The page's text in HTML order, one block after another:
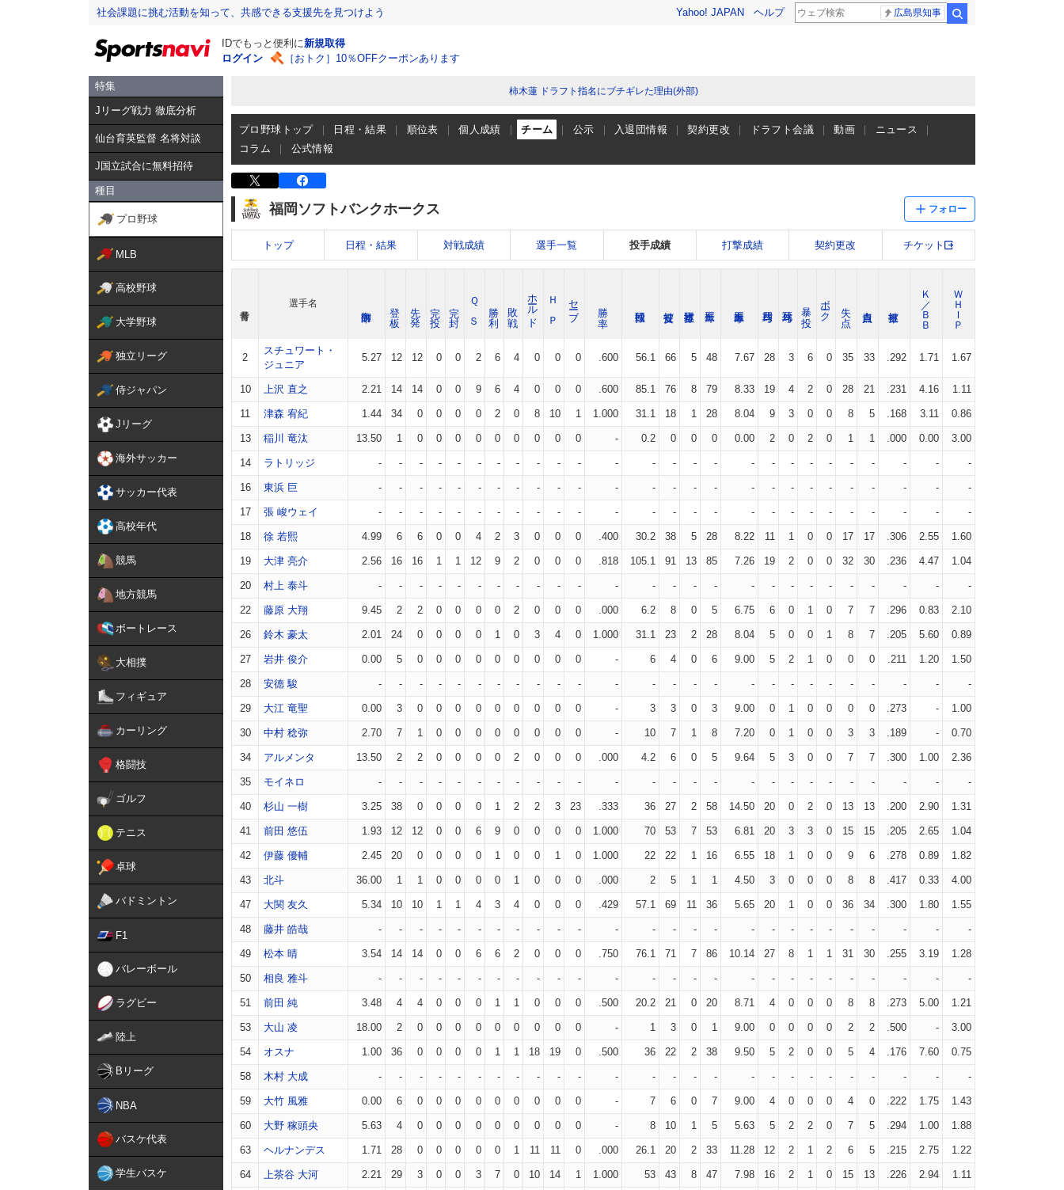
社会課題に挑む活動を知って、共感できる支援先を見つけよう Yahoo! JAPAN ヘルプ 広島県知事
IDでもっと便利に新規取得
ログイン
［おトク］10％OFFクーポンあります
特集
Jリーグ戦力 徹底分析
仙台育英監督 名将対談
J国立試合に無料招待
種目
プロ野球
MLB
高校野球
大学野球
独立リーグ
侍ジャパン
Jリーグ
海外サッカー
サッカー代表
高校年代
競馬
地方競馬
ボートレース
大相撲
フィギュア
カーリング
格闘技
ゴルフ
テニス
卓球
バドミントン
F1
バレーボール
ラグビー
陸上
Bリーグ
NBA
バスケ代表
学生バスケ
柿木蓮 ドラフト指名にブチギレた理由(外部)
プロ野球トップ 日程・結果 順位表 個人成績 チーム 公示 入退団情報 契約更改 ドラフト会議 動画
ニュース
コラム
公式情報
福岡ソフトバンクホークス フォロー
トップ 日程・結果 対戦成績 選手一覧 投手成績 打撃成績 契約更改 チケット
選手名 Ｑ Ｓ ホールド Ｈ Ｐ セーブ ボーク Ｋ／ＢＢ ＷＨＩＰ
2
スチュワート・
ジュニア
5.27 12 12 0 0 2 6 4 0 0 0 .600 56.1 66 5 48 7.67 28 3 6 0 35 33 .292 1.71 1.67
10 上沢 直之 2.21 14 14 0 0 9 6 4 0 0 0 .600 85.1 76 8 79 8.33 19 4 2 0 28 21 .231 4.16 1.11
11 津森 宥紀 1.44 34 0 0 0 0 2 0 8 10 1 1.000 31.1 18 1 28 8.04 9 3 0 0 8 5 .168 3.11 0.86
13 稲川 竜汰 13.50 1 0 0 0 0 0 0 0 0 0 - 0.2 0 0 0 0.00 2 0 2 0 1 1 .000 0.00 3.00
14 ラトリッジ - - - - - - - - - - - - - - - - - - - - - - - - - -
16 東浜 巨 - - - - - - - - - - - - - - - - - - - - - - - - - -
17 張 峻ウェイ - - - - - - - - - - - - - - - - - - - - - - - - - -
18 徐 若熙 4.99 6 6 0 0 4 2 3 0 0 0 .400 30.2 38 5 28 8.22 11 1 0 0 17 17 .306 2.55 1.60
19 大津 亮介 2.56 16 16 1 1 12 9 2 0 0 0 .818 105.1 91 13 85 7.26 19 2 0 0 32 30 .236 4.47 1.04
20 村上 泰斗 - - - - - - - - - - - - - - - - - - - - - - - - - -
22 藤原 大翔 9.45 2 2 0 0 0 0 2 0 0 0 .000 6.2 8 0 5 6.75 6 0 1 0 7 7 .296 0.83 2.10
26 鈴木 豪太 2.01 24 0 0 0 0 1 0 3 4 0 1.000 31.1 23 2 28 8.04 5 0 0 1 8 7 .205 5.60 0.89
27 岩井 俊介 0.00 5 0 0 0 0 0 0 0 0 0 - 6 4 0 6 9.00 5 2 1 0 0 0 .211 1.20 1.50
28 安德 駿 - - - - - - - - - - - - - - - - - - - - - - - - - -
29 大江 竜聖 0.00 3 0 0 0 0 0 0 0 0 0 - 3 3 0 3 9.00 0 1 0 0 0 0 .273 - 1.00
30 中村 稔弥 2.70 7 1 0 0 0 0 0 0 0 0 - 10 7 1 8 7.20 0 1 0 0 3 3 .189 - 0.70
34 アルメンタ 13.50 2 2 0 0 0 0 2 0 0 0 .000 4.2 6 0 5 9.64 5 3 0 0 7 7 .300 1.00 2.36
35 モイネロ - - - - - - - - - - - - - - - - - - - - - - - - - -
40 杉山 一樹 3.25 38 0 0 0 0 1 2 2 3 23 .333 36 27 2 58 14.50 20 0 2 0 13 13 .200 2.90 1.31
41 前田 悠伍 1.93 12 12 0 0 6 9 0 0 0 0 1.000 70 53 7 53 6.81 20 3 3 0 15 15 .205 2.65 1.04
42 伊藤 優輔 2.45 20 0 0 0 0 1 0 0 1 0 1.000 22 22 1 16 6.55 18 1 0 0 9 6 .278 0.89 1.82
43 北斗 36.00 1 1 0 0 0 0 1 0 0 0 .000 2 5 1 1 4.50 3 0 0 0 8 8 .417 0.33 4.00
47 大関 友久 5.34 10 10 1 1 4 3 4 0 0 0 .429 57.1 69 11 36 5.65 20 1 0 0 36 34 .300 1.80 1.55
48 藤井 皓哉 - - - - - - - - - - - - - - - - - - - - - - - - - -
49 松本 晴 3.54 14 14 0 0 6 6 2 0 0 0 .750 76.1 71 7 86 10.14 27 8 1 1 31 30 .255 3.19 1.28
50 相良 雅斗 - - - - - - - - - - - - - - - - - - - - - - - - - -
51 前田 純 3.48 4 4 0 0 0 1 1 0 0 0 .500 20.2 21 0 20 8.71 4 0 0 0 8 8 .273 5.00 1.21
53 大山 凌 18.00 2 0 0 0 0 0 0 0 0 0 - 1 3 0 1 9.00 0 0 0 0 2 2 .500 - 3.00
54 オスナ 1.00 36 0 0 0 0 1 1 18 19 0 .500 36 22 2 38 9.50 5 2 0 0 5 4 .176 7.60 0.75
58 木村 大成 - - - - - - - - - - - - - - - - - - - - - - - - - -
59 大竹 風雅 0.00 6 0 0 0 0 0 0 0 0 0 - 7 6 0 7 9.00 4 0 0 0 4 0 .222 1.75 1.43
60 大野 稼頭央 5.63 4 0 0 0 0 0 0 0 0 0 - 8 10 1 5 5.63 5 2 2 0 7 5 .294 1.00 1.88
63 ヘルナンデス 1.71 28 0 0 0 0 0 1 11 11 0 .000 26.1 20 2 33 11.28 12 2 1 2 6 5 .215 2.75 1.22
64 上茶谷 大河 2.21 29 3 0 0 3 7 0 10 14 1 1.000 53 43 8 47 7.98 16 2 1 0 15 13 .226 2.94 1.11